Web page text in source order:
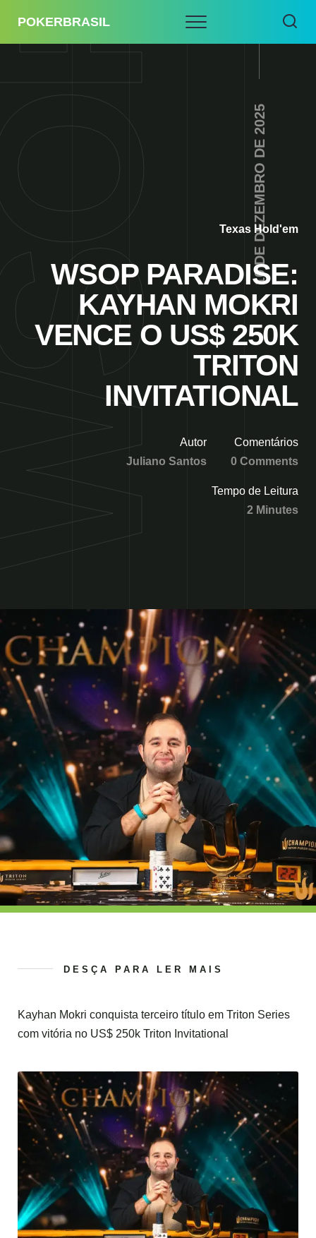
POKERBRASIL
10 DE DEZEMBRO DE 2025
Texas Hold'em
WSOP PARADISE:
KAYHAN MOKRI
VENCE O US$ 250K
TRITON
INVITATIONAL
Autor
Juliano Santos
Comentários
0 Comments
Tempo de Leitura
2 Minutes
DESÇA PARA LER MAIS
Kayhan Mokri conquista terceiro título em Triton Series
com vitória no US$ 250k Triton Invitational